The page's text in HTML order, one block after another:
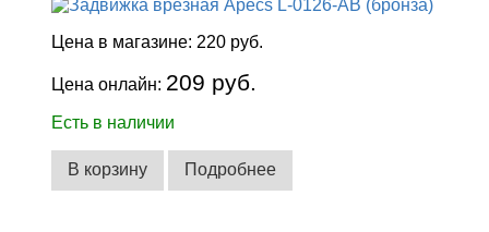
Цена в магазине: 220 руб.
Цена онлайн: 209 руб.
Есть в наличии
В корзину Подробнее